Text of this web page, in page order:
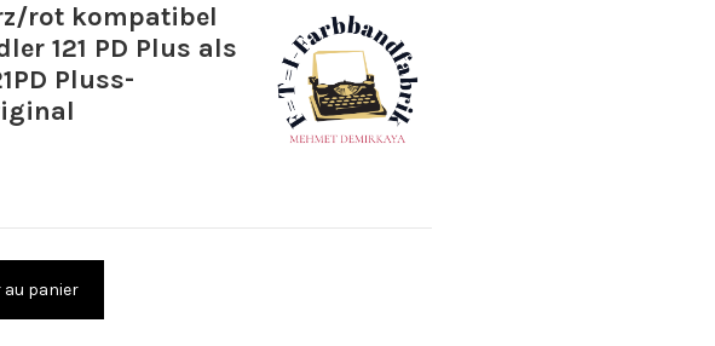
rot kompatibel
121 PD Plus als
Pluss-
au panier